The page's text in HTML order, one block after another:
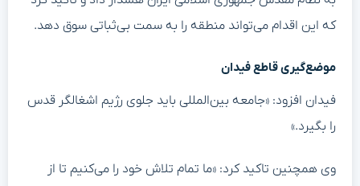
که این اقدام می‌تواند منطقه را به سمت بی‌ثباتی سوق دهد.
موضع‌گیری قاطع فیدان
فیدان افزود: «جامعه بین‌المللی باید جلوی رژیم اشغالگر قدس
را بگیرد.»
وی همچنین تاکید کرد: «ما تمام تلاش خود را می‌کنیم تا از